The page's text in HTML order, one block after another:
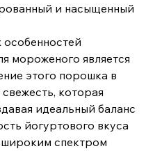
и насыщенный
мороженого является
этого порошка в
которая
идеальный баланс
йогуртового вкуса
широким спектром